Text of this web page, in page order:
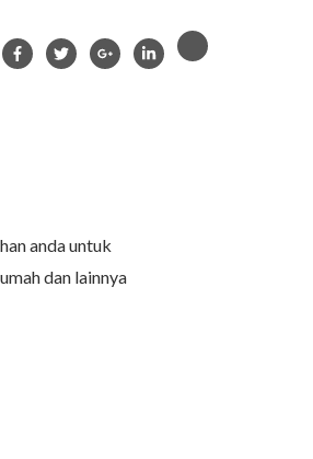
anda untuk
dan lainnya